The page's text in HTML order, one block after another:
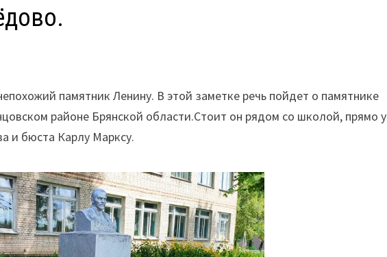
памятник Ленину. В этой заметке речь пойдет о памятнике
районе Брянской области.Стоит он рядом со школой, прямо у
и бюста Карлу Марксу.